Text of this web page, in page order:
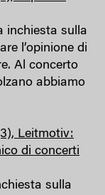
inchiesta sulla
l’opinione di
Al concerto
abbiamo
Leitmotiv:
di concerti
sulla